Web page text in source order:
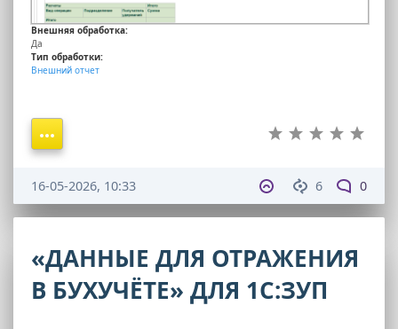
Внешняя обработка:
Да
Тип обработки:
Внешний отчет
6 0
16-05-2026, 10:33
«ДАННЫЕ ДЛЯ ОТРАЖЕНИЯ
В БУХУЧЁТЕ» ДЛЯ 1С:ЗУП